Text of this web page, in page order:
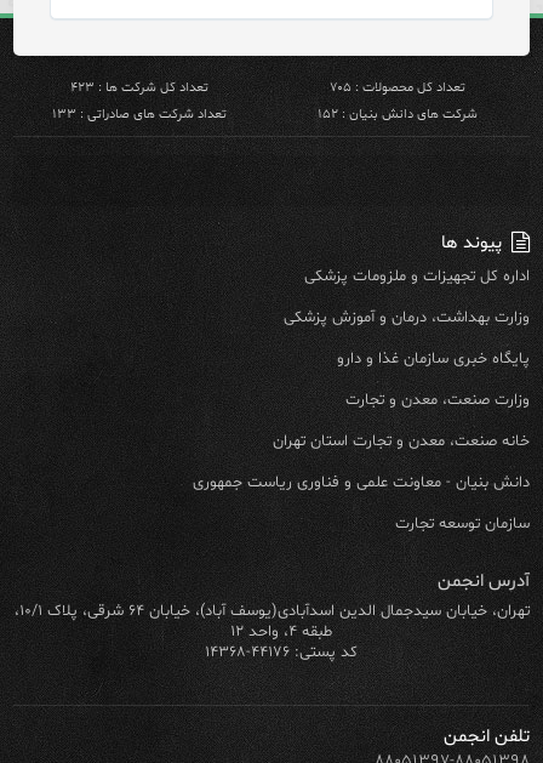
تعداد کل محصولات : ۷۰۵
تعداد کل شرکت ها : ۴۲۳
شرکت های دانش بنیان : ۱۵۲
تعداد شرکت های صادراتی : ۱۳۳
پیوند ها
اداره کل تجهیزات و ملزومات پزشکی
وزارت بهداشت، درمان و آموزش پزشکی
پایگاه خبری سازمان غذا و دارو
وزارت صنعت، معدن و تجارت
خانه صنعت، معدن و تجارت استان تهران
دانش بنیان - معاونت علمی و فناوری ریاست جمهوری
سازمان توسعه تجارت
آدرس انجمن
تهران، خیابان سیدجمال الدین اسدآبادی(یوسف آباد)، خیابان ۶۴ شرقی، پلاک ۱۰/۱،
طبقه ۴، واحد ۱۲
کد پستی: ۴۴۱۷۶-۱۴۳۶۸
تلفن انجمن